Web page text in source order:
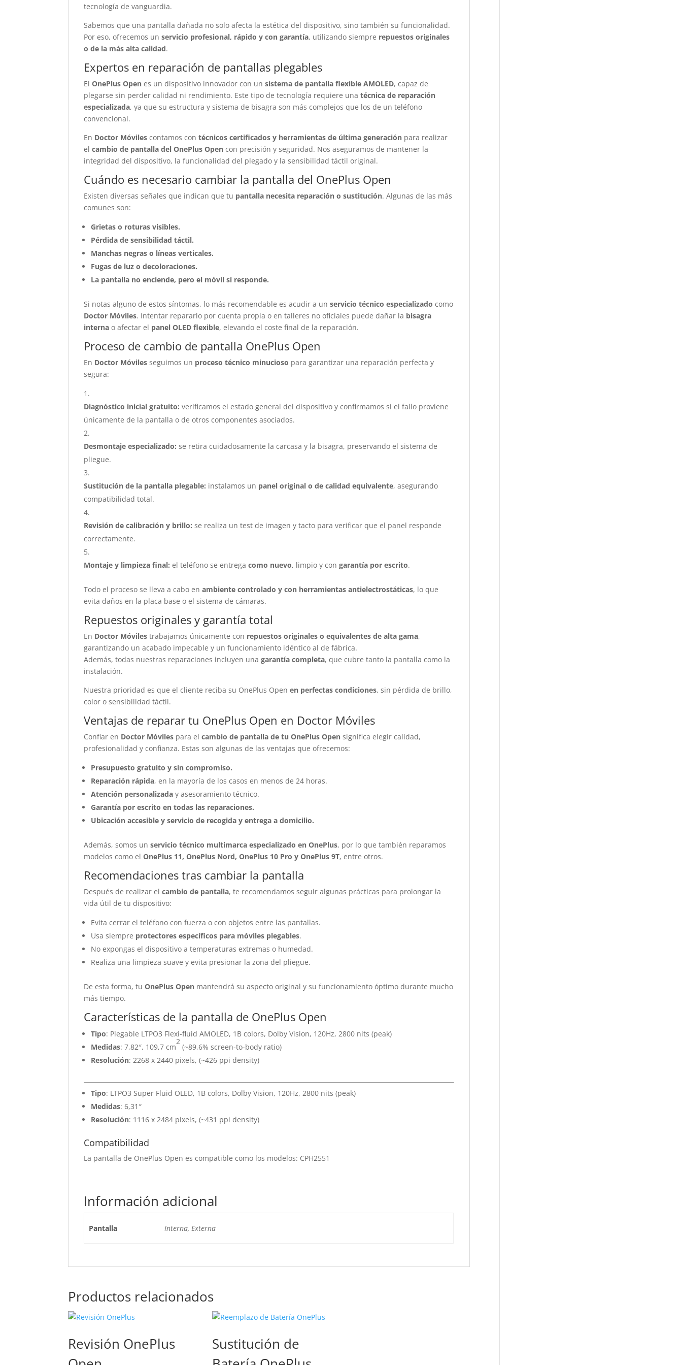
tecnología de vanguardia.
Sabemos que una pantalla dañada no solo afecta la estética del dispositivo, sino también su funcionalidad.
Por eso, ofrecemos unservicio profesional, rápido y con garantía, utilizando siempre repuestos originales
o de la más alta calidad.
Expertos en reparación de pantallas plegables
ElOnePlus Open es un dispositivo innovador con unsistema de pantalla flexible AMOLED, capaz de
plegarse sin perder calidad ni rendimiento. Este tipo de tecnología requiere unatécnica de reparación
especializada, ya que su estructura y sistema de bisagra son más complejos que los de un teléfono
convencional.
En Doctor Móviles contamos contécnicos certificados y herramientas de última generación para realizar
elcambio de pantalla del OnePlus Open con precisión y seguridad. Nos aseguramos de mantener la
integridad del dispositivo, la funcionalidad del plegado y la sensibilidad táctil original.
Cuándo es necesario cambiar la pantalla del OnePlus Open
Existen diversas señales que indican que tu pantalla necesita reparación o sustitución. Algunas de las más
comunes son:
Grietas o roturas visibles.
Pérdida de sensibilidad táctil.
Manchas negras o líneas verticales.
Fugas de luz o decoloraciones.
La pantalla no enciende, pero el móvil sí responde.
Si notas alguno de estos síntomas, lo más recomendable es acudir a unservicio técnico especializado como
Doctor Móviles. Intentar repararlo por cuenta propia o en talleres no oficiales puede dañar la bisagra
interna o afectar el panel OLED flexible, elevando el coste final de la reparación.
Proceso de cambio de pantalla OnePlus Open
En Doctor Móviles seguimos un proceso técnico minucioso para garantizar una reparación perfecta y
segura:
Diagnóstico inicial gratuito: verificamos el estado general del dispositivo y confirmamos si el fallo proviene
únicamente de la pantalla o de otros componentes asociados.
Desmontaje especializado: se retira cuidadosamente la carcasa y la bisagra, preservando el sistema de
pliegue.
Sustitución de la pantalla plegable: instalamos un panel original o de calidad equivalente, asegurando
compatibilidad total.
Revisión de calibración y brillo: se realiza un test de imagen y tacto para verificar que el panel responde
correctamente.
Montaje y limpieza final: el teléfono se entregacomo nuevo, limpio y congarantía por escrito.
Todo el proceso se lleva a cabo enambiente controlado y con herramientas antielectrostáticas, lo que
evita daños en la placa base o el sistema de cámaras.
Repuestos originales y garantía total
En Doctor Móviles trabajamos únicamente con repuestos originales o equivalentes de alta gama,
garantizando un acabado impecable y un funcionamiento idéntico al de fábrica.
Además, todas nuestras reparaciones incluyen unagarantía completa, que cubre tanto la pantalla como la
instalación.
Nuestra prioridad es que el cliente reciba su OnePlus Openen perfectas condiciones, sin pérdida de brillo,
color o sensibilidad táctil.
Ventajas de reparar tu OnePlus Open en Doctor Móviles
Confiar en Doctor Móviles para elcambio de pantalla de tu OnePlus Open significa elegir calidad,
profesionalidad y confianza. Estas son algunas de las ventajas que ofrecemos:
Presupuesto gratuito y sin compromiso.
Reparación rápida, en la mayoría de los casos en menos de 24 horas.
Atención personalizada y asesoramiento técnico.
Garantía por escrito en todas las reparaciones.
Ubicación accesible y servicio de recogida y entrega a domicilio.
Además, somos unservicio técnico multimarca especializado en OnePlus, por lo que también reparamos
modelos como elOnePlus 11, OnePlus Nord, OnePlus 10 Pro y OnePlus 9T, entre otros.
Recomendaciones tras cambiar la pantalla
Después de realizar elcambio de pantalla, te recomendamos seguir algunas prácticas para prolongar la
vida útil de tu dispositivo:
Evita cerrar el teléfono con fuerza o con objetos entre las pantallas.
Usa siempre protectores específicos para móviles plegables.
No expongas el dispositivo a temperaturas extremas o humedad.
Realiza una limpieza suave y evita presionar la zona del pliegue.
De esta forma, tuOnePlus Open mantendrá su aspecto original y su funcionamiento óptimo durante mucho
más tiempo.
Características de la pantalla de OnePlus Open
Tipo: Plegable LTPO3 Flexi-fluid AMOLED, 1B colors, Dolby Vision, 120Hz, 2800 nits (peak)
Medidas: 7,82″, 109,7 cm
2
(~89,6% screen-to-body ratio)
Resolución: 2268 x 2440 pixels, (~426 ppi density)
Tipo: LTPO3 Super Fluid OLED, 1B colors, Dolby Vision, 120Hz, 2800 nits (peak)
Medidas: 6,31″
Resolución: 1116 x 2484 pixels, (~431 ppi density)
Compatibilidad
La pantalla de OnePlus Open es compatible como los modelos: CPH2551
Información adicional
Pantalla Interna, Externa
Productos relacionados
Revisión OnePlus
Sustitución de